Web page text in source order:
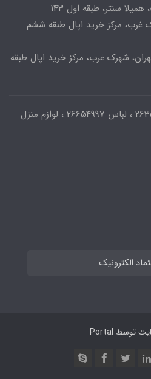
غرب، مرکز خرید اپال طبقه ششم
شهرک غرب، مرکز خرید اپال طبقه
کوله و چمدان 26350784 ، لباس 26654997 ، لوازم منزل
الکترونیک
توسط Portal